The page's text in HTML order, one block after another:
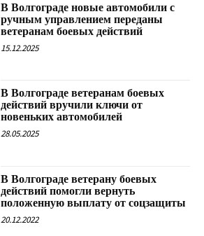
В Волгограде новые автомобили с
ручным управлением переданы
ветеранам боевых действий
15.12.2025
В Волгограде ветеранам боевых
действий вручили ключи от
новеньких автомобилей
28.05.2025
В Волгограде ветерану боевых
действий помогли вернуть
положенную выплату от соцзащиты
20.12.2022